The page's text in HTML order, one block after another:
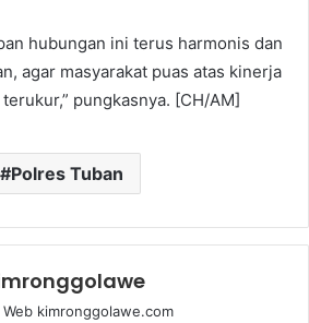
hubungan ini terus harmonis dan
agar masyarakat puas atas kinerja
pungkasnya. [CH/AM]
Polres Tuban
kimronggolawe.com